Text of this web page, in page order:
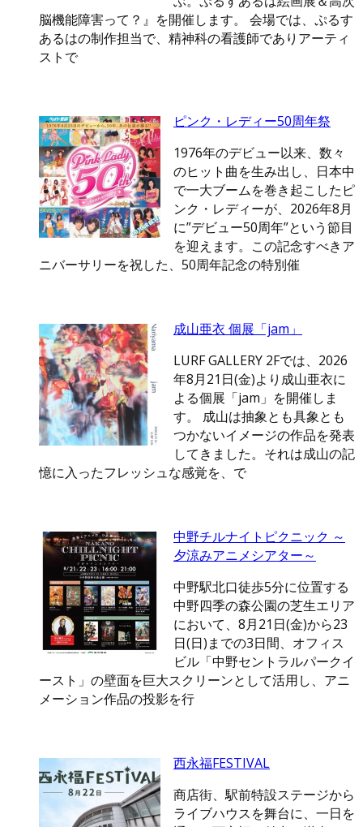
脳機能障害って？』を開催します。 会場では、ぷるす
あるはの制作担当で、精神科の看護師でありアーティ
ストで
ピンク・レディー50周年祭
1976年のデビュー以来、数々
のヒット曲を生み出し、日本中
で一大ブームを巻き起こしたピ
ンク・レディーが、2026年8月
に”デビュー50周年”という節目
を迎えます。この記念すべきア
ニバーサリーを祝した、50周年記念の特別催
成山亜衣 個展「jam」
LURF GALLERY 2Fでは、2026
年8月21日(金)より成山亜衣に
よる個展「jam」を開催しま
す。 成山は抽象とも具象とも
つかないイメージの作品を発表
してきました。それは成山の記
憶に入ったフレッシュな感覚を、で
中野チルナイトピクニック ～
夕涼みアニメシアター～
中野駅北口徒歩5分に位置する
中野四季の森公園の芝生エリア
において、8月21日(金)から23
日(日)までの3日間、オフィス
ビル「中野セントラルパークイ
ースト」の壁面を巨大スクリーンとして活用し、アニ
メーション作品の投影を行
西永福FESTIVAL
商店街、駅前特設ステージから
ライブハウスを舞台に、一日を